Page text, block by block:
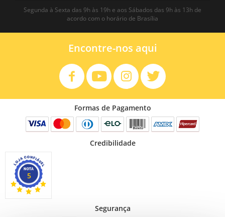
Segunda à Sexta das 9h às 19h e aos Sábados das 9h às 13h de
acordo com o horário de Brasília
Encontre-nos aqui
Formas de Pagamento
Credibilidade
5
Segurança